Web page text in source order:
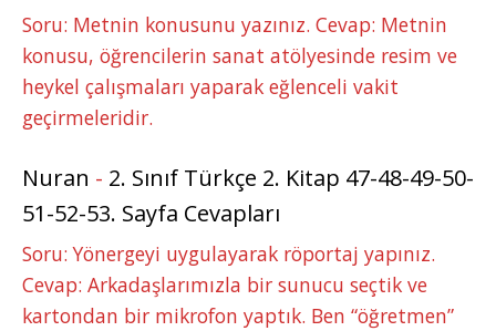
Soru: Metnin konusunu yazınız. Cevap: Metnin
konusu, öğrencilerin sanat atölyesinde resim ve
heykel çalışmaları yaparak eğlenceli vakit
geçirmeleridir.
Nuran - 2. Sınıf Türkçe 2. Kitap 47-48-49-50-
51-52-53. Sayfa Cevapları
Soru: Yönergeyi uygulayarak röportaj yapınız.
Cevap: Arkadaşlarımızla bir sunucu seçtik ve
kartondan bir mikrofon yaptık. Ben “öğretmen”